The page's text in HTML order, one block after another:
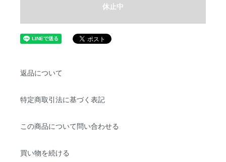
休止中
返品について
特定商取引法に基づく表記
この商品について問い合わせる
買い物を続ける